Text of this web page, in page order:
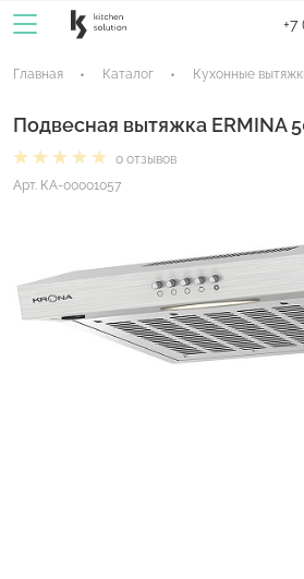
+7
Главная Каталог Кухонные
Подвесная вытяжка ERMINA
0 отзывов
Арт. КА-00001057